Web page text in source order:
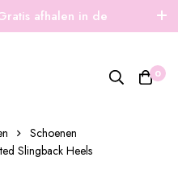
afhalen in de
0
Schoenen
Slingback Heels